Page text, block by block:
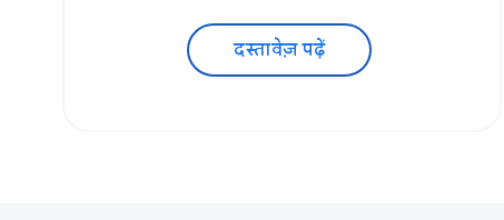
दस्तावेज़ पढ़ें